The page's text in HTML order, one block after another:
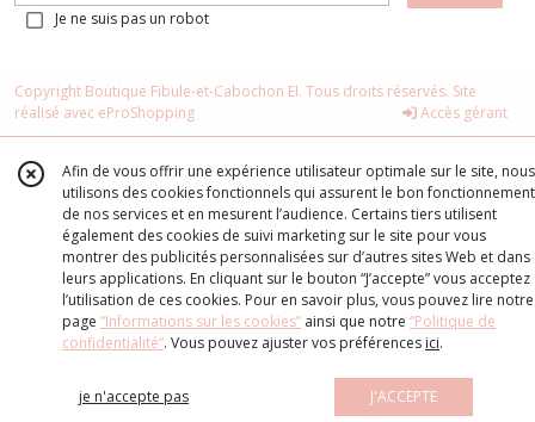
Je ne suis pas un robot
Copyright Boutique Fibule-et-Cabochon EI. Tous droits réservés. Site
réalisé avec eProShopping Accès gérant
Afin de vous offrir une expérience utilisateur optimale sur le site, nous
utilisons des cookies fonctionnels qui assurent le bon fonctionnement
de nos services et en mesurent l’audience. Certains tiers utilisent
également des cookies de suivi marketing sur le site pour vous
montrer des publicités personnalisées sur d’autres sites Web et dans
leurs applications. En cliquant sur le bouton “J’accepte” vous acceptez
l’utilisation de ces cookies. Pour en savoir plus, vous pouvez lire notre
page “Informations sur les cookies” ainsi que notre “Politique de
confidentialité“. Vous pouvez ajuster vos préférences ici.
je n'accepte pas J'ACCEPTE